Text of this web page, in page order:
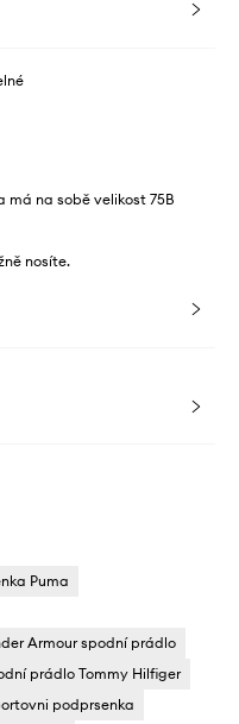
má na sobě velikost 75B
nosíte.
Puma
Armour spodní prádlo
prádlo Tommy Hilfiger
podprsenka